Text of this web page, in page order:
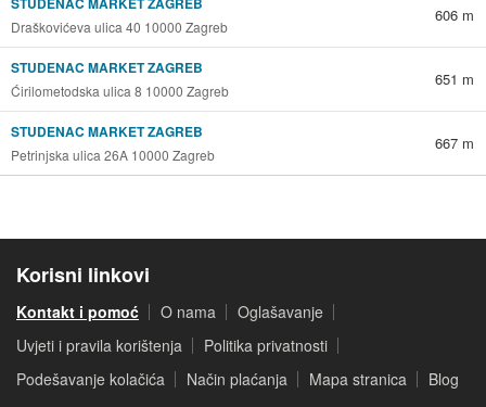
Draškovićeva ulica 40 10000 Zagreb
606 m
STUDENAC MARKET ZAGREB
Ćirilometodska ulica 8 10000 Zagreb
651 m
STUDENAC MARKET ZAGREB
Petrinjska ulica 26A 10000 Zagreb
667 m
Korisni linkovi
Kontakt i pomoć O nama
Oglašavanje
Uvjeti i pravila korištenja
Politika privatnosti
Podešavanje kolačića
Način plaćanja Mapa stranica Blog